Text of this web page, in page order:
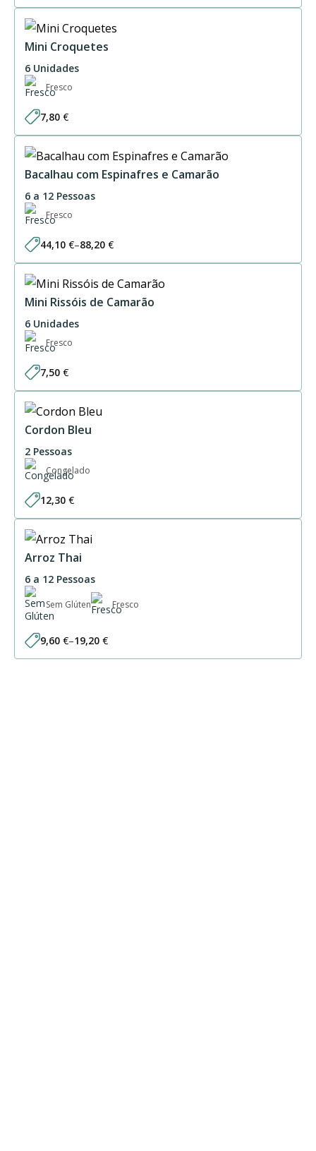
range:
through
28,20 €
Mini Croquetes
6 Unidades
Fresco
7,80 €
Bacalhau com Espinafres e Camarão
6 a 12 Pessoas
Fresco
44,10 €–88,20 €
Price
range:
through
88,20 €
Mini Rissóis de Camarão
6 Unidades
Fresco
7,50 €
Cordon Bleu
2 Pessoas
Congelado
12,30 €
Arroz Thai
6 a 12 Pessoas
Sem Glúten Fresco
9,60 €–19,20 €
Price
range: